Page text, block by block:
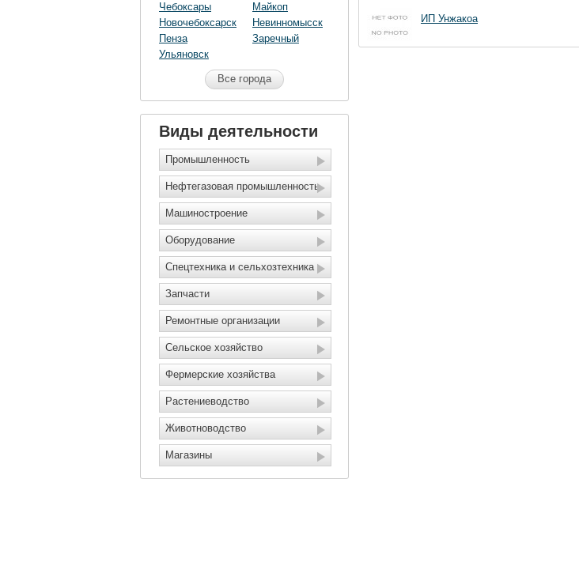
Чебоксары
Новочебоксарск
Пенза
Ульяновск
Майкоп
Невинномысск
Заречный
Все города
Виды деятельности
Промышленность
Нефтегазовая промышленность
Машиностроение
Оборудование
Спецтехника и сельхозтехника
Запчасти
Ремонтные организации
Сельское хозяйство
Фермерские хозяйства
Растениеводство
Животноводство
Магазины
ИП Унжакоа